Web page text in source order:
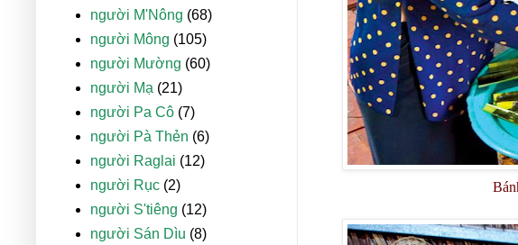
người M'Nông (68)
người Mông (105)
người Mường (60)
người Mạ (21)
người Pa Cô (7)
người Pà Thẻn (6)
người Raglai (12)
người Rục (2)
người S'tiêng (12)
người Sán Dìu (8)